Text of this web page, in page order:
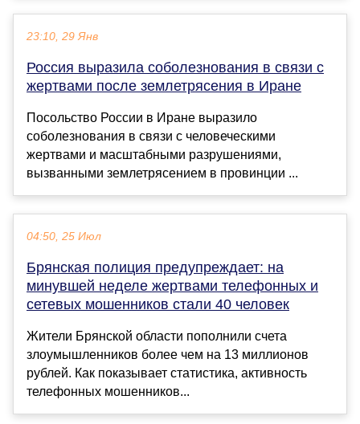
23:10, 29 Янв
Россия выразила соболезнования в связи с
жертвами после землетрясения в Иране
Посольство России в Иране выразило
соболезнования в связи с человеческими
жертвами и масштабными разрушениями,
вызванными землетрясением в провинции ...
04:50, 25 Июл
Брянская полиция предупреждает: на
минувшей неделе жертвами телефонных и
сетевых мошенников стали 40 человек
Жители Брянской области пополнили счета
злоумышленников более чем на 13 миллионов
рублей. Как показывает статистика, активность
телефонных мошенников...